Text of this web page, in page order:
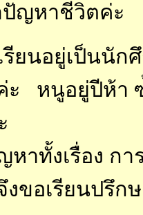
ญหาชีวิตค่ะ
ยนอยู่เป็นนั
ะ หนูอยู่ปีห้า
าทั้งเรื่อง กา
ขอเรียนปรึก